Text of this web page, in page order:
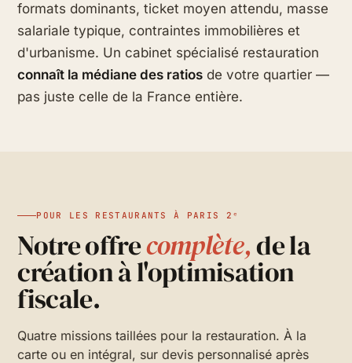
formats dominants, ticket moyen attendu, masse
salariale typique, contraintes immobilières et
d'urbanisme. Un cabinet spécialisé restauration
connaît la médiane des ratios de votre quartier —
pas juste celle de la France entière.
POUR LES RESTAURANTS À PARIS 2ᵉ
Notre offrecomplète,de la
création à l'optimisation
fiscale.
Quatre missions taillées pour la restauration. À la
carte ou en intégral, sur devis personnalisé après